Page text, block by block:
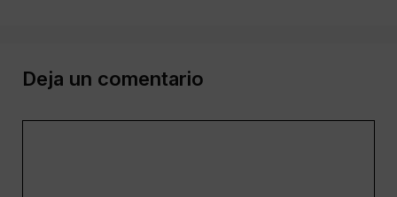
Deja un comentario